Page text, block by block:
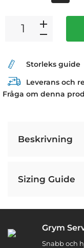
Storleks guide
Leverans och
Fråga om denna
Beskrivning
Sizing Guide
Grym
Snabb och